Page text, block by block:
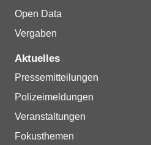
Open Data
Vergaben
Aktuelles
Pressemitteilungen
Polizeimeldungen
Veranstaltungen
Fokusthemen